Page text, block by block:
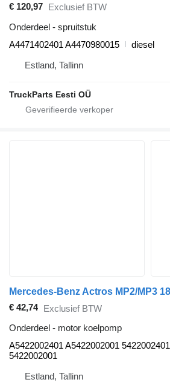
€ 120,97
Exclusief BTW
Onderdeel - spruitstuk
A4471402401 A4470980015
diesel
Estland, Tallinn
TruckParts Eesti OÜ
€ 42,74 Exclusief BTW
Onderdeel - motor koelpomp
A5422002401 A5422002001 5422002401
5422002001
Estland, Tallinn